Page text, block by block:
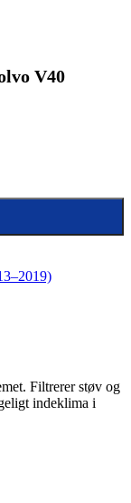
V40
), V40 CC antal
Filtrerer støv og
indeklima i